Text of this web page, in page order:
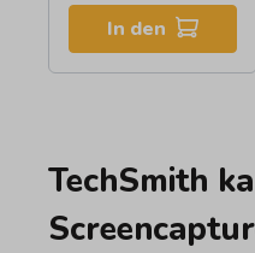
In den
TechSmith